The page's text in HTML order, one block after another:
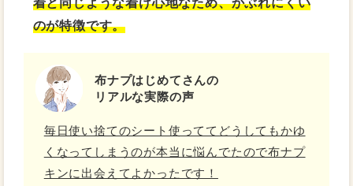
のが特徴です。
布ナプはじめてさんの
リアルな実際の声
毎日使い捨てのシート使っててどうしてもかゆ
くなってしまうのが本当に悩んでたので布ナプ
キンに出会えてよかったです！